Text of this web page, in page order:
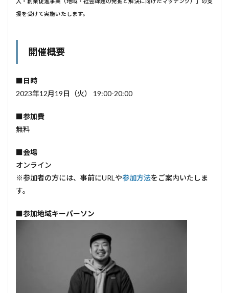
援を受けて実施いたします。
開催概要
■日時
2023年12月19日（火） 19:00-20:00
■参加費
無料
■会場
オンライン
※参加者の方には、事前にURLや参加方法をご案内いたしま
す。
■参加地域キーパーソン